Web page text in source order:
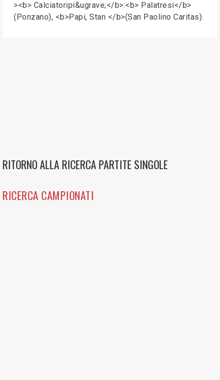
><b> Calciatoripi&ugrave;</b>:<b> Palatresi</b>
(Ponzano), <b>Papi, Stan </b>(San Paolino Caritas).
RITORNO ALLA RICERCA PARTITE SINGOLE
RICERCA CAMPIONATI